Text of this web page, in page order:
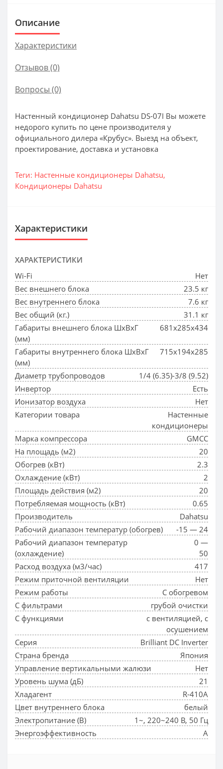
Описание
Характеристики
Отзывов (0)
Вопросы (0)
Настенный кондиционер Dahatsu DS-07I Вы можете
недорого купить по цене производителя у
официального дилера «Крубус». Выезд на объект,
проектирование, доставка и установка
Теги: Настенные кондиционеры Dahatsu,
Кондиционеры Dahatsu
Характеристики
ХАРАКТЕРИСТИКИ
Wi-Fi
Нет
Вес внешнего блока
23.5 кг
Вес внутреннего блока
7.6 кг
Вес общий (кг.)
31.1 кг
Габариты внешнего блока ШхВхГ
(мм)
681x285x434
Габариты внутреннего блока ШхВхГ
(мм)
715x194x285
Диаметр трубопроводов
1/4 (6.35)-3/8 (9.52)
Инвертор
Есть
Ионизатор воздуха
Нет
Категории товара
Настенные
кондиционеры
Марка компрессора
GMCC
На площадь (м2)
20
Обогрев (кВт)
2.3
Охлаждение (кВт)
2
Площадь действия (м2)
20
Потребляемая мощность (кВт)
0.65
Производитель
Dahatsu
Рабочий диапазон температур (обогрев)
-15 — 24
Рабочий диапазон температур
(охлаждение)
0 —
50
Расход воздуха (м3/час)
417
Режим приточной вентиляции
Нет
Режим работы
С обогревом
С фильтрами
грубой очистки
С функциями
с вентиляцией, с
осушением
Серия
Brilliant DC Inverter
Страна бренда
Япония
Управление вертикальными жалюзи
Нет
Уровень шума (дБ)
21
Хладагент
R-410A
Цвет внутреннего блока
белый
Электропитание (В)
1~, 220~240 В, 50 Гц
Энергоэффективность
A